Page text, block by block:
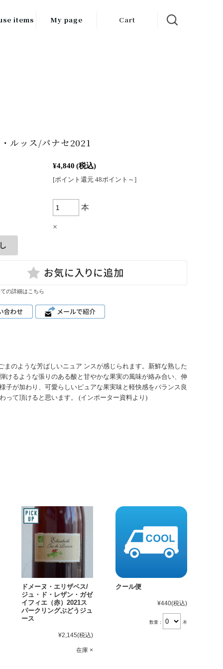
items
器
My page Cart
ルッス/パナセ2021
¥4,840 (税込)
[ポイント還元 48ポイント～]
本
×
の詳細はこちら
のような芳ばしいニュア ンスが感じられます。新鮮な熟した
けるような張りのある酸と甘やかな果実の風味が絡み合い、伸
が加わり、可愛らしいピュアな果実味と軽快感をバランス良
って頂けると思います。 (インポーター資料より)
ドメーヌ・エリザベス/
ジュ・ド・レザン・ガゼ
イフィエ（赤）2021ス
パークリングぶどうジュ
ース
¥2,145(税込)
在庫 ×
クール便
¥440(税込)
数量： 本